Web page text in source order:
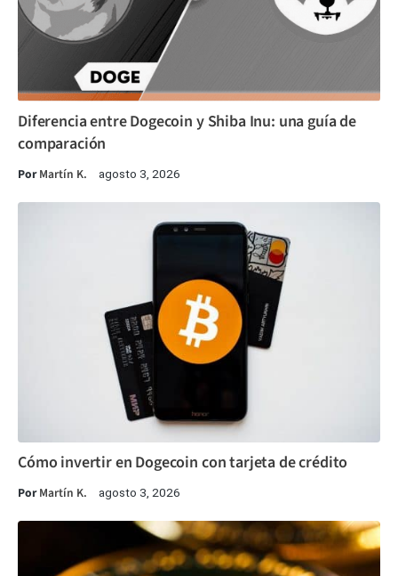
Diferencia entre Dogecoin y Shiba Inu: una guía de
comparación
PorMartín K. agosto 3, 2026
Cómo invertir en Dogecoin con tarjeta de crédito
PorMartín K. agosto 3, 2026